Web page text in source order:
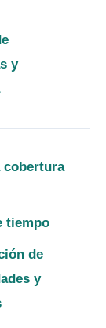
y
cobertura
tiempo
de
y